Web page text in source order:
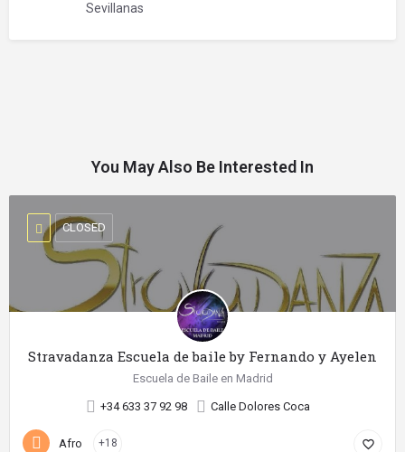
Sevillanas
You May Also Be Interested In
Stravadanza Escuela de baile by Fernando y Ayelen
Escuela de Baile en Madrid
+34 633 37 92 98 Calle Dolores Coca
CLOSED
Afro +18 favorite_border